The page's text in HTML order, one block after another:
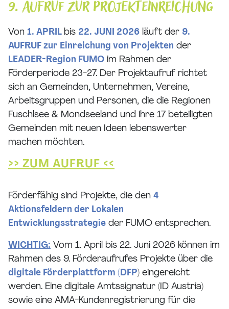
9. Aufruf zur Projekteinreichung
Von 1. APRIL bis 22. JUNI 2026 läuft der 9.
AUFRUF zur Einreichung von Projekten der
LEADER-Region FUMO im Rahmen der
Förderperiode 23-27. Der Projektaufruf richtet
sich an Gemeinden, Unternehmen, Vereine,
Arbeitsgruppen und Personen, die die Regionen
Fuschlsee & Mondseeland und ihre 17 beteiligten
Gemeinden mit neuen Ideen lebenswerter
machen möchten.
>> ZUM AUFRUF <<
Förderfähig sind Projekte, die den 4
Aktionsfeldern der Lokalen
Entwicklungsstrategie der FUMO entsprechen.
WICHTIG: Vom 1. April bis 22. Juni 2026 können im
Rahmen des 9. Förderaufrufes Projekte über die
digitale Förderplattform (DFP) eingereicht
werden. Eine digitale Amtssignatur (ID Austria)
sowie eine AMA-Kundenregistrierung für die